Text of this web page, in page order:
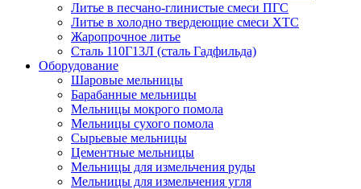
Литье в песчано-глинистые смеси ПГС
Литье в холодно твердеющие смеси ХТС
Жаропрочное литье
Сталь 110Г13Л (сталь Гадфильда)
Оборудование
Шаровые мельницы
Барабанные мельницы
Мельницы мокрого помола
Мельницы сухого помола
Сырьевые мельницы
Цементные мельницы
Мельницы для измельчения руды
Мельницы для измельчения угля